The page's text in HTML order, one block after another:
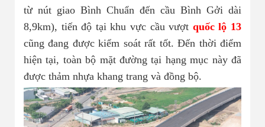
từ nút giao Bình Chuẩn đến cầu Bình Gởi dài
8,9km), tiến độ tại khu vực cầu vượt quốc lộ 13
cũng đang được kiểm soát rất tốt. Đến thời điểm
hiện tại, toàn bộ mặt đường tại hạng mục này đã
được thảm nhựa khang trang và đồng bộ.